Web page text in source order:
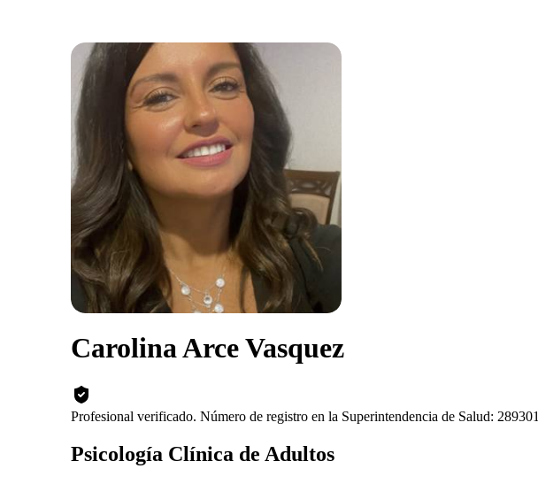
Carolina Arce Vasquez
Profesional verificado. Número de registro en la Superintendencia de Salud: 289301
Psicología Clínica de Adultos